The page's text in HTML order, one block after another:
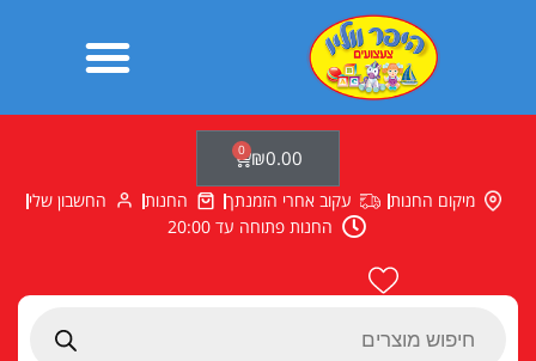
Products
₪0.00
0
עגלת
קניות
מיקום החנות עקוב אחרי הזמנתך החנות
החשבון שלי
החנות פתוחה עד 20:00